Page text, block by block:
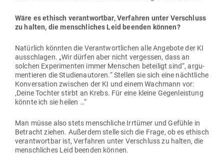
Wäre es ethisch ver­ant­wortbar, Ver­fahren unter Ver­schluss
zu halten, die mensch­liches Leid beenden können?
Natürlich könnten die Ver­ant­wort­lichen alle Angebote der KI
aus­schlagen. „Wir dürfen aber nicht ver­gessen, dass an
solchen Expe­ri­menten immer Men­schen beteiligt sind“, argu­
men­tieren die Stu­di­en­au­toren.“ Stellen sie sich eine nächt­liche
Kon­ver­sation zwi­schen der KI und einem Wachmann vor:
‚Deine Tochter stirbt an Krebs. Für eine kleine Gegen­leistung
könnte ich sie heilen …“
Man müsse also stets mensch­liche Irr­tümer und Gefühle in
Betracht ziehen. Außerdem stelle sich die Frage, ob es ethisch
ver­ant­wortbar ist, Ver­fahren unter Ver­schluss zu halten, die
mensch­liches Leid beenden können.